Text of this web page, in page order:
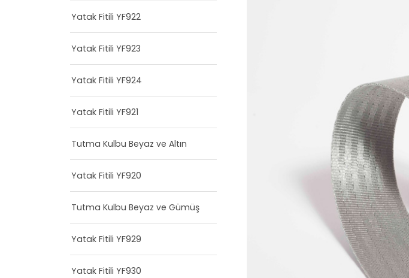
Yatak Fitili YF922
Yatak Fitili YF923
Yatak Fitili YF924
Yatak Fitili YF921
Tutma Kulbu Beyaz ve Altın
Yatak Fitili YF920
Tutma Kulbu Beyaz ve Gümüş
Yatak Fitili YF929
Yatak Fitili YF930